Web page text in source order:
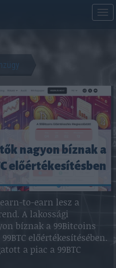
nagyon bíznak a
előértékesítésben
to-earn lesz a
A lakossági
bíznak a 99Bitcoins
előértékesítésében.
a piac a 99BTC